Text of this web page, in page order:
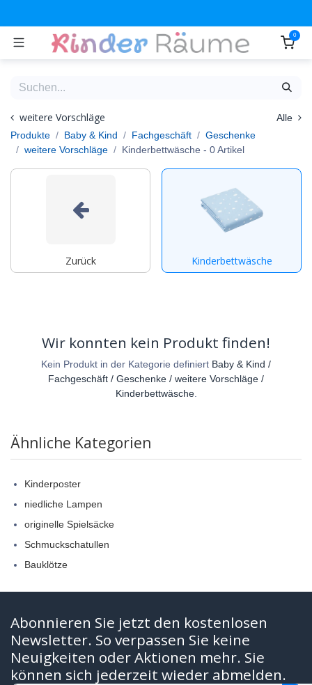
0
weitere Vorschläge
Alle
Produkte
Baby & Kind Fachgeschäft
Geschenke
weitere Vorschläge
Kinderbettwäsche - 0 Artikel
Zurück Kinderbettwäsche
Wir konnten kein Produkt finden!
Kein Produkt in der Kategorie definiert Baby & Kind /
Fachgeschäft / Geschenke / weitere Vorschläge /
Kinderbettwäsche.
Ähnliche Kategorien
Kinderposter
niedliche Lampen
originelle Spielsäcke
Schmuckschatullen
Bauklötze
Abonnieren Sie jetzt den kostenlosen
Newsletter. So verpassen Sie keine
Neuigkeiten oder Aktionen mehr. Sie
können sich jederzeit wieder abmelden.